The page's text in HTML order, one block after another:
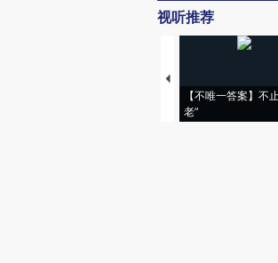
视听推荐
【不唯一答案】不
老”